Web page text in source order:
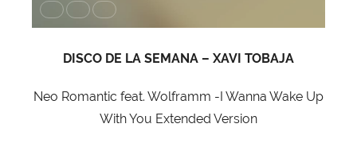
DISCO DE LA SEMANA – XAVI TOBAJA
Neo Romantic feat. Wolframm -I Wanna Wake Up
With You Extended Version